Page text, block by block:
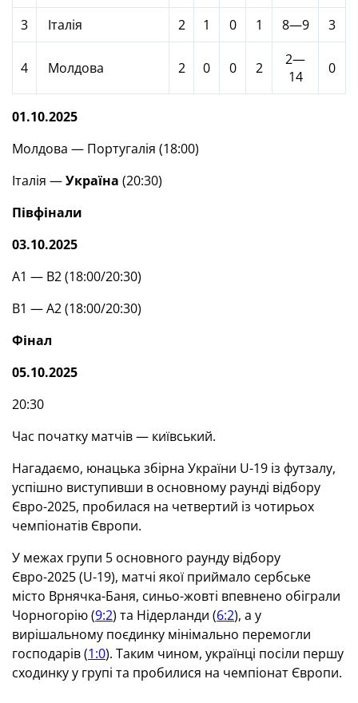
3
Італія 2 1 0 1 8—9 3
4 Молдова 2 0 0 2
2—
14
0
01.10.2025
Молдова — Португалія (18:00)
Італія —Україна (20:30)
Півфінали
03.10.2025
А1 — В2 (18:00/20:30)
В1 — А2 (18:00/20:30)
Фінал
05.10.2025
20:30
Час початку матчів — київський.
Нагадаємо, юнацька збірна України U-19 із футзалу,
успішно виступивши в основному раунді відбору
Євро-2025, пробилася на четвертий із чотирьох
чемпіонатів Європи.
У межах групи 5 основного раунду відбору
Євро-2025 (U-19), матчі якої приймало сербське
місто Врнячка-Баня, синьо-жовті впевнено обіграли
Чорногорію (9:2) та Нідерланди (6:2), а у
вирішальному поєдинку мінімально перемогли
господарів (1:0). Таким чином, українці посіли першу
сходинку у групі та пробилися на чемпіонат Європи.